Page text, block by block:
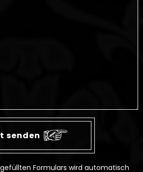
Formulars wird automatisch